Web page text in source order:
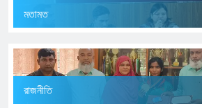
মতামত
রাজনীতি